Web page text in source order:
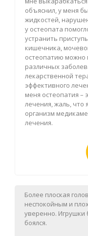
объяснил, у меня
жидкостей,
у остеопата
устранить
кишечника,
остеопатию можно
различных
лекарственной
эффективного
меня остеопатия –
лечения, жаль, что
организм
лечения.
Более плоская
неспокойным и
уверенно. Игрушки
боялся.